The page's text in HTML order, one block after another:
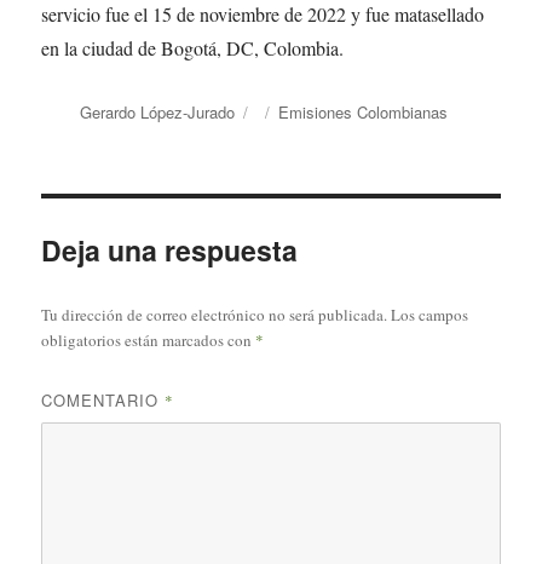
servicio fue el 15 de noviembre de 2022 y fue matasellado
en la ciudad de Bogotá, DC, Colombia.
Autor
Gerardo López-Jurado
Publicado
Categorías
Emisiones Colombianas
Deja una respuesta
Tu dirección de correo electrónico no será publicada.Los campos
obligatorios están marcados con *
COMENTARIO *